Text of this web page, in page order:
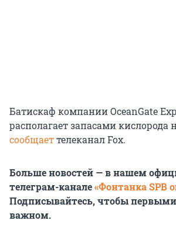
Батискаф компании OceanGate
располагает запасами кислорода
сообщаеттелеканал Fox.
Больше новостей — в нашем
телеграм-канале«Фонтанка SPB
Подписывайтесь, чтобы первыми
важном.